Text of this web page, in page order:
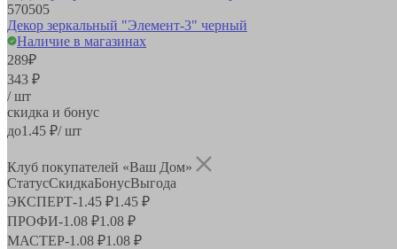
570505
Декор зеркальный "Элемент-3" черный
Наличие в магазинах
289₽
343 ₽
/ шт
скидка и бонус
до1.45 ₽/ шт
Клуб покупателей «Ваш Дом»
СтатусСкидкаБонусВыгода
ЭКСПЕРТ-1.45 ₽1.45 ₽
ПРОФИ-1.08 ₽1.08 ₽
МАСТЕР-1.08 ₽1.08 ₽